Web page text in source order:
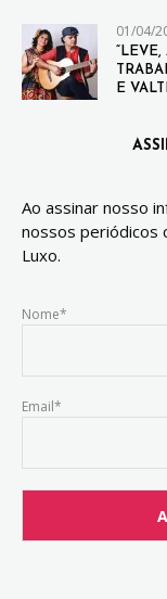
01/04/
E
Ao assinar nosso
nossos periódicos
Luxo.
Nome*
Email*